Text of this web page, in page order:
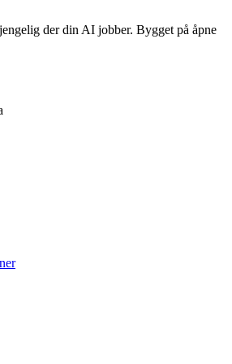
der din AI jobber. Bygget på åpne